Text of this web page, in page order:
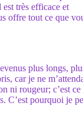
très efficace et
offre tout ce que
plus longs,
car je ne
ni rougeur; c’est ce
C’est pourquoi je